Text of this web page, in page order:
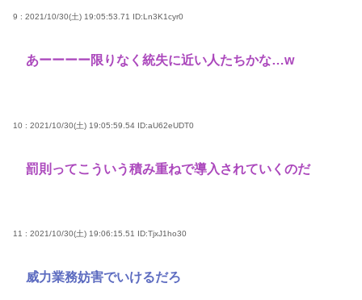
9 : 2021/10/30(土) 19:05:53.71 ID:Ln3K1cyr0
あーーーー限りなく統失に近い人たちかな…w
10 : 2021/10/30(土) 19:05:59.54 ID:aU62eUDT0
罰則ってこういう積み重ねで導入されていくのだ
11 : 2021/10/30(土) 19:06:15.51 ID:TjxJ1ho30
威力業務妨害でいけるだろ